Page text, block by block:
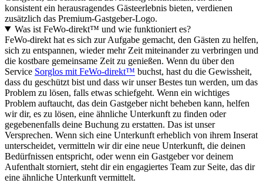
konsistent ein herausragendes Gästeerlebnis bieten, verdienen
zusätzlich das Premium-Gastgeber-Logo.
Was ist FeWo-direkt™ und wie funktioniert es?
FeWo-direkt hat es sich zur Aufgabe gemacht, den Gästen zu helfen,
sich zu entspannen, wieder mehr Zeit miteinander zu verbringen und
die kostbare gemeinsame Zeit zu genießen. Wenn du über den
Service Sorglos mit FeWo-direkt™ buchst, hast du die Gewissheit,
dass du geschützt bist und dass wir unser Bestes tun werden, um das
Problem zu lösen, falls etwas schiefgeht. Wenn ein wichtiges
Problem auftaucht, das dein Gastgeber nicht beheben kann, helfen
wir dir, es zu lösen, eine ähnliche Unterkunft zu finden oder
gegebenenfalls deine Buchung zu erstatten. Das ist unser
Versprechen. Wenn sich eine Unterkunft erheblich von ihrem Inserat
unterscheidet, vermitteln wir dir eine neue Unterkunft, die deinen
Bedürfnissen entspricht, oder wenn ein Gastgeber vor deinem
Aufenthalt storniert, steht dir ein engagiertes Team zur Seite, das dir
eine ähnliche Unterkunft vermittelt.